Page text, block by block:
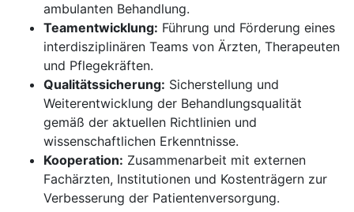
ambulanten Behandlung.
Teamentwicklung: Führung und Förderung eines
interdisziplinären Teams von Ärzten, Therapeuten
und Pflegekräften.
Qualitätssicherung: Sicherstellung und
Weiterentwicklung der Behandlungsqualität
gemäß der aktuellen Richtlinien und
wissenschaftlichen Erkenntnisse.
Kooperation: Zusammenarbeit mit externen
Fachärzten, Institutionen und Kostenträgern zur
Verbesserung der Patientenversorgung.